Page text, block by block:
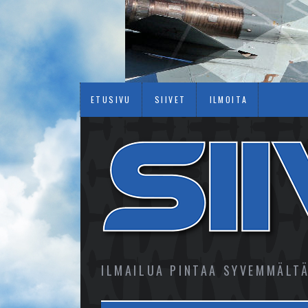
ETUSIVU SIIVET ILMOITA
ILMAILUA PINTAA